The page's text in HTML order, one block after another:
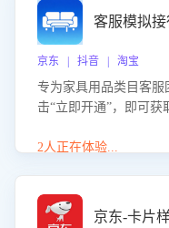
客服模拟
京东 | 抖音 | 淘宝
专为家具用品类目客
击“立即开通”，即可
能、尺寸参数咨询等高
2人正在体验...